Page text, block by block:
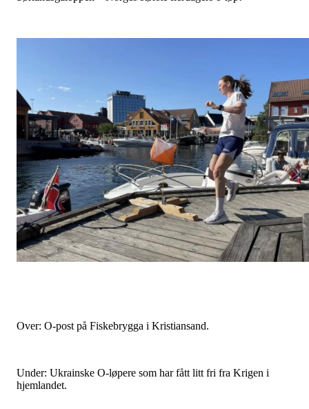
Over: O-post på Fiskebrygga i Kristiansand.
Under: Ukrainske O-løpere som har fått litt fri fra Krigen i
hjemlandet.